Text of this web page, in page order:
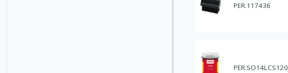
PER.117436
PER.SO14LCS120